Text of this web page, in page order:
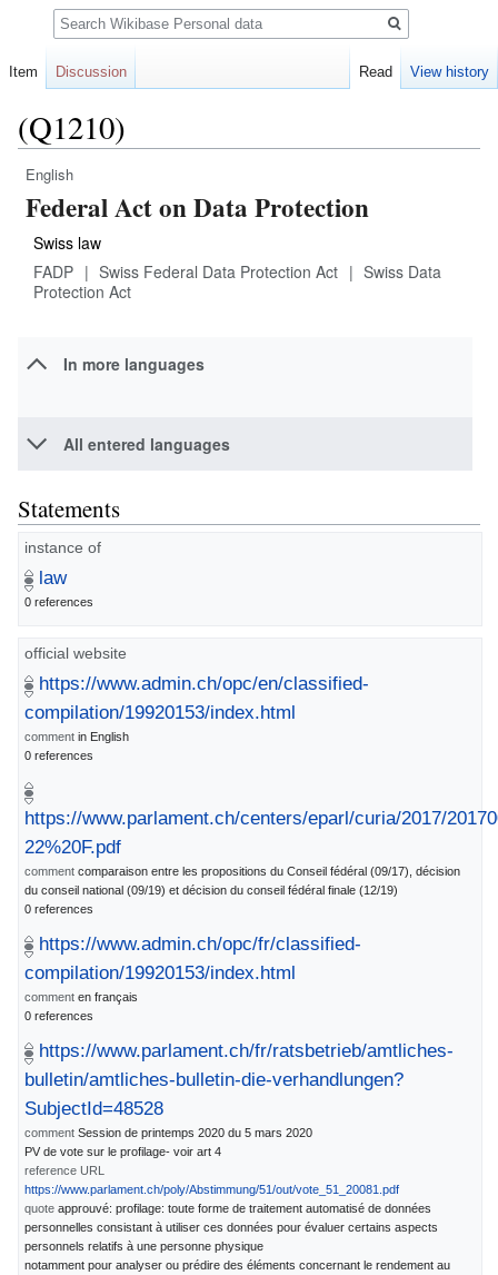
(Q1210)
Jump
to
Jump
to
English
Federal Act on Data Protection
Swiss law
FADP
Swiss Federal Data Protection Act
Swiss Data
Protection Act
In more languages
All entered languages
Statements
instance of
law
0 references
official website
https://www.admin.ch/opc/en/classified-
compilation/19920153/index.html
comment in English
0 references
https://www.parlament.ch/centers/eparl/curia/2017/
22%20F.pdf
comment comparaison entre les propositions du Conseil fédéral (09/17), décision
du conseil national (09/19) et décision du conseil fédéral finale (12/19)
0 references
https://www.admin.ch/opc/fr/classified-
compilation/19920153/index.html
comment en français
0 references
https://www.parlament.ch/fr/ratsbetrieb/amtliches-
bulletin/amtliches-bulletin-die-verhandlungen?
SubjectId=48528
comment Session de printemps 2020 du 5 mars 2020
PV de vote sur le profilage- voir art 4
reference URL
https://www.parlament.ch/poly/Abstimmung/51/out/vote_51_20081.pdf
quote approuvé: profilage: toute forme de traitement automatisé de données
personnelles consistant à utiliser ces données pour évaluer certains aspects
personnels relatifs à une personne physique
notamment pour analyser ou prédire des éléments concernant le rendement au
Item Discussion Read View history
Search